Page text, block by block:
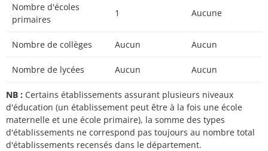
Nombre d'écoles
primaires
1 Aucune
Nombre de collèges Aucun Aucun
Nombre de lycées Aucun Aucun
NB : Certains établissements assurant plusieurs niveaux
d'éducation (un établissement peut être à la fois une école
maternelle et une école primaire), la somme des types
d'établissements ne correspond pas toujours au nombre total
d'établissements recensés dans le département.